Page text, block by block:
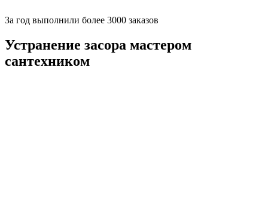
За год выполнили более 3000 заказов
Устранение засора мастером
сантехником